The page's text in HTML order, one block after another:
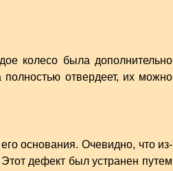
колесо была дополнительно
полностью отвердеет, их можно
основания. Очевидно, что из-
дефект был устранен путем